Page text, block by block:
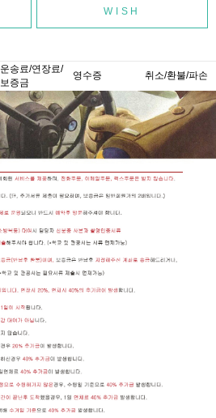
WISH
운송료/연장료/
보증금
영수증 취소/환불/파손